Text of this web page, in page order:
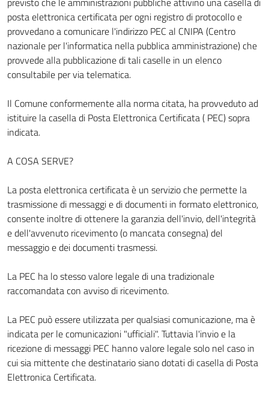
posta elettronica certificata per ogni registro di protocollo e
provvedano a comunicare l'indirizzo PEC al CNIPA (Centro
nazionale per l'informatica nella pubblica amministrazione) che
provvede alla pubblicazione di tali caselle in un elenco
consultabile per via telematica.
Il Comune conformemente alla norma citata, ha provveduto ad
istituire la casella di Posta Elettronica Certificata ( PEC) sopra
indicata.
A COSA SERVE?
La posta elettronica certificata è un servizio che permette la
trasmissione di messaggi e di documenti in formato elettronico,
consente inoltre di ottenere la garanzia dell'invio, dell'integrità
e dell'avvenuto ricevimento (o mancata consegna) del
messaggio e dei documenti trasmessi.
La PEC ha lo stesso valore legale di una tradizionale
raccomandata con avviso di ricevimento.
La PEC può essere utilizzata per qualsiasi comunicazione, ma è
indicata per le comunicazioni "ufficiali". Tuttavia l'invio e la
ricezione di messaggi PEC hanno valore legale solo nel caso in
cui sia mittente che destinatario siano dotati di casella di Posta
Elettronica Certificata.